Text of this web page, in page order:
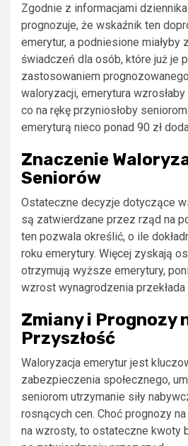
Zgodnie z informacjami dziennika
prognozuje, że wskaźnik ten
emerytur, a podniesione miałyby
świadczeń dla osób, które już je
zastosowaniem
waloryzacji, emerytura
co na rękę przyniosłoby
emeryturą nieco ponad 90 zł
Znaczenie
Seniorów
Ostateczne decyzje dotyczące
są zatwierdzane przez rząd na
ten pozwala określić, o ile
roku emerytury. Więcej zyskają
otrzymują wyższe emerytury,
wzrost wynagrodzenia
Zmiany i Prognozy
Przyszłość
Waloryzacja emerytur jest
zabezpieczenia społecznego,
seniorom utrzymanie siły
rosnących cen. Choć prognozy
na wzrosty, to ostateczne kwoty